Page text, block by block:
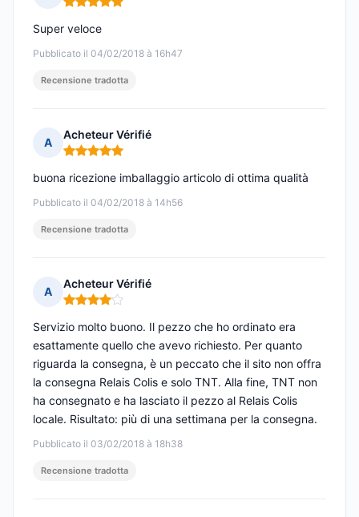
Nota: 5 su 5
Pubblicato il 04/02/2018 à 16h47
Super veloce
Recensione tradotta
A
Acheteur Vérifié
Nota: 5 su 5
Pubblicato il 04/02/2018 à 14h56
buona ricezione imballaggio articolo di ottima qualità
Recensione tradotta
A
Acheteur Vérifié
Nota: 4 su 5
Pubblicato il 03/02/2018 à 18h38
Servizio molto buono. Il pezzo che ho ordinato era
esattamente quello che avevo richiesto. Per quanto
riguarda la consegna, è un peccato che il sito non offra
la consegna Relais Colis e solo TNT. Alla fine, TNT non
ha consegnato e ha lasciato il pezzo al Relais Colis
locale. Risultato: più di una settimana per la consegna.
Recensione tradotta